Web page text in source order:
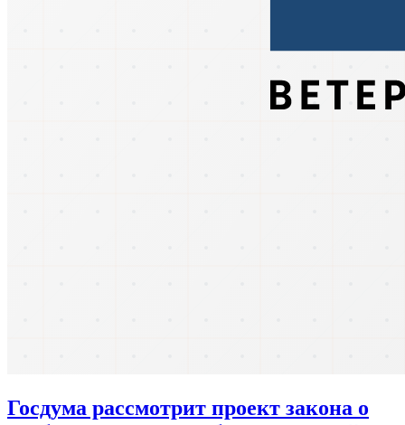
Госдума рассмотрит проект закона о